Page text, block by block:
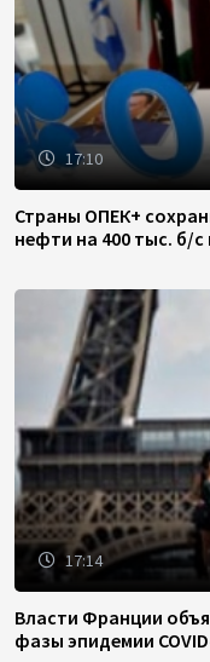
17:10
Страны ОПЕК+
нефти на 400 тыс. б/с
17:14
Власти Франции
фазы эпидемии